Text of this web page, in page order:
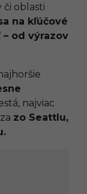
či oblasti
na kľúčové
od výrazov
najviac
zo Seattlu,